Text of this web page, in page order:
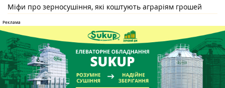
Міфи про зерносушіння, які коштують аграріям грошей